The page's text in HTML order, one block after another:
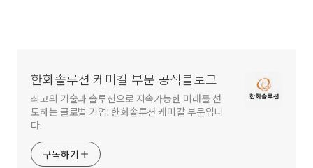
한화솔루션 케미칼 부문 공식블로그
최고의 기술과 솔루션으로 지속가능한 미래를 선
도하는 글로벌 기업! 한화솔루션 케미칼 부문입니
다.
구독하기